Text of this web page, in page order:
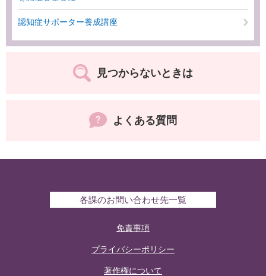
認知症サポーター養成講座
見つからないときは
よくある質問
各課のお問い合わせ先一覧
免責事項
プライバシーポリシー
著作権について